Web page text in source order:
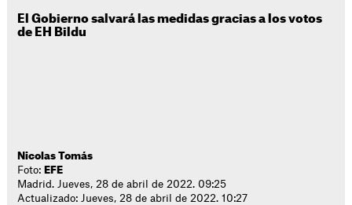
El Gobierno salvará las medidas gracias a los votos
de EH Bildu
Nicolas Tomás
Foto: EFE
Madrid. Jueves, 28 de abril de 2022. 09:25
Actualizado: Jueves, 28 de abril de 2022. 10:27